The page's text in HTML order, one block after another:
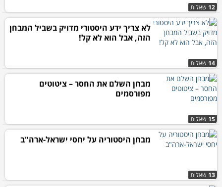
12 שאלות
14 שאלות
לא צריך ידע היסטורי מדויק בשביל המבחן
הזה, אבל הוא לא קל!
15 שאלות
מבחן השלם את החסר – ציטוטים
מפורסמים
13 שאלות
מבחן היסטוריה על יחסי ישראל-ארה"ב